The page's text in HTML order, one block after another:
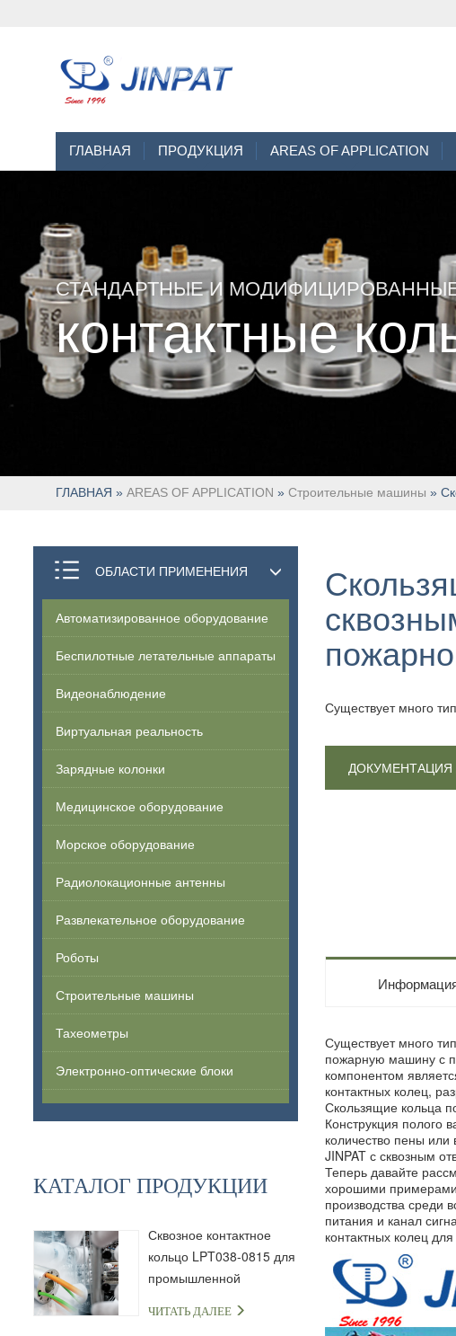
ГЛАВНАЯ ПРОДУКЦИЯ AREAS OF APPLICATION
СТАНДАРТНЫЕ И
контактные
ГЛАВНАЯ » AREAS OF APPLICATION » Строительные машины »
ОБЛАСТИ ПРИМЕНЕНИЯ
Автоматизированное оборудование
Беспилотные летательные аппараты
Видеонаблюдение
Виртуальная реальность
Зарядные колонки
Медицинское оборудование
Морское оборудование
Радиолокационные антенны
Развлекательное оборудование
Роботы
Строительные машины
Тахеометры
Электронно-оптические блоки
КАТАЛОГ ПРОДУКЦИИ
Сквозное контактное
кольцо LPT038-0815 для
промышленной
передачи сигналов
ЧИТАТЬ ДАЛЕЕ
Существует много
ДОКУМЕНТАЦИЯ
Существует много
пожарную машину с
компонентом
контактных колец,
Скользящие кольца
Конструкция полого
количество пены
JINPAT с сквозным
Теперь давайте
хорошими
производства среди
питания и канал
контактных колец